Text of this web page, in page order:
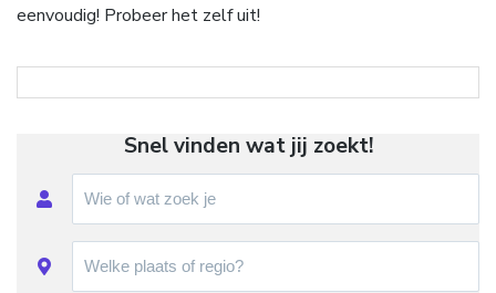
eenvoudig! Probeer het zelf uit!
Snel vinden wat jij zoekt!